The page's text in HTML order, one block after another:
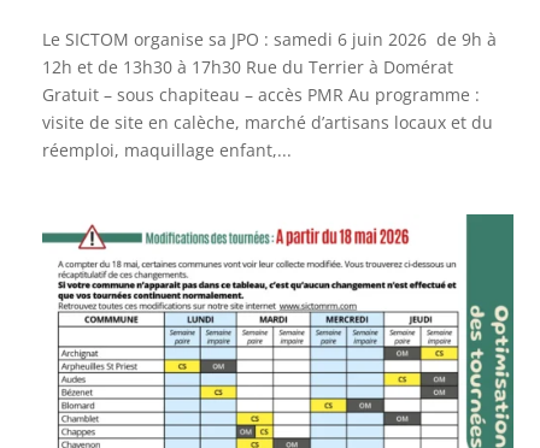
Le SICTOM organise sa JPO : samedi 6 juin 2026 de 9h à
12h et de 13h30 à 17h30 Rue du Terrier à Domérat
Gratuit – sous chapiteau – accès PMR Au programme :
visite de site en calèche, marché d’artisans locaux et du
réemploi, maquillage enfant,...